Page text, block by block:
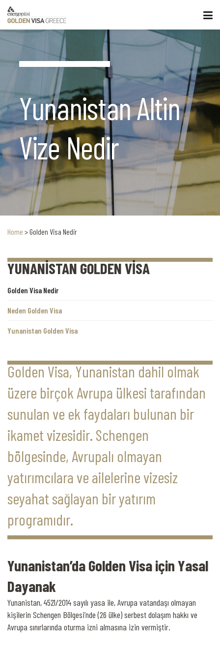
Yunanistan Altin
Vize Nedir
Home >Golden Visa Nedir
YUNANİSTAN GOLDEN VİSA
Golden Visa Nedir
Neden Golden Visa
Yunanistan Golden Visa
Golden Visa, Yunanistan dahil olmak
üzere birçok Avrupa ülkesi tarafından
sunulan ve ek faydaları bulunan bir
ikamet vizesidir. Schengen
bölgesinde, Avrupalı olmayan
yatırımcılara ve ailelerine vizesiz
seyahat sağlayan bir yatırım
programıdır.
Yunanistan’da Golden Visa için Yasal
Dayanak
Yunanistan, 4521/2014 sayılı yasa ile, Avrupa vatandaşı olmayan
kişilerin Schengen Bölgesi’nde (26 ülke) serbest dolaşım hakkı ve
Avrupa sınırlarında oturma izni almasına izin vermiştir.